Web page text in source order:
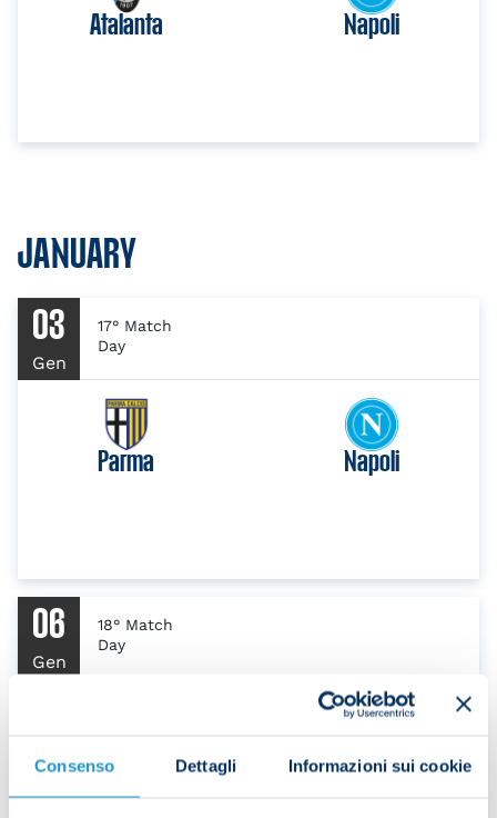
Consenso Dettagli Informazioni sui cookie
Atalanta Napoli
JANUARY
03
Gen
17° Match
Day
Parma Napoli
06
Gen
18° Match
Day
Napoli Cagliari